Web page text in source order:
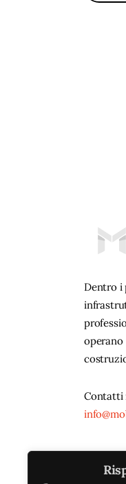
Dentro i
operano
Contatti